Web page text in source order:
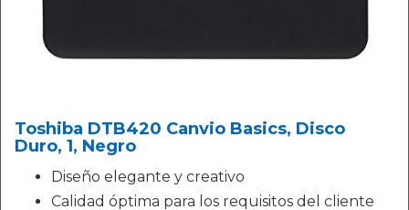
Toshiba DTB420 Canvio Basics, Disco
Duro, 1, Negro
Diseño elegante y creativo
Calidad óptima para los requisitos del cliente